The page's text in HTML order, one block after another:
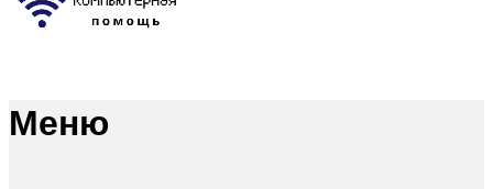
Меню